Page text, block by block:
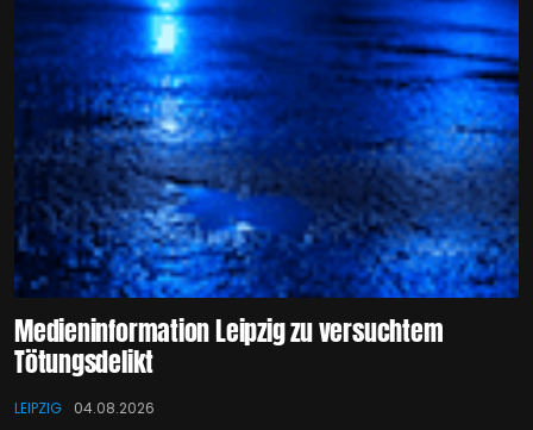
Medieninformation Leipzig zu versuchtem
Tötungsdelikt
LEIPZIG 04.08.2026